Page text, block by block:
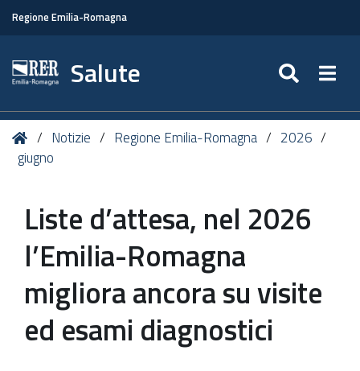
Regione Emilia-Romagna
Salute
Tu
sei
HomeNotizie Regione Emilia-Romagna
2026
giugno
Liste d’attesa, nel 2026
l’Emilia-Romagna
migliora ancora su visite
ed esami diagnostici